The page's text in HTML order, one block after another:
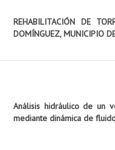
REHABILITACIÓN DE
DOMÍNGUEZ, MUNICIPIO
Análisis hidráulico de un
mediante dinámica de